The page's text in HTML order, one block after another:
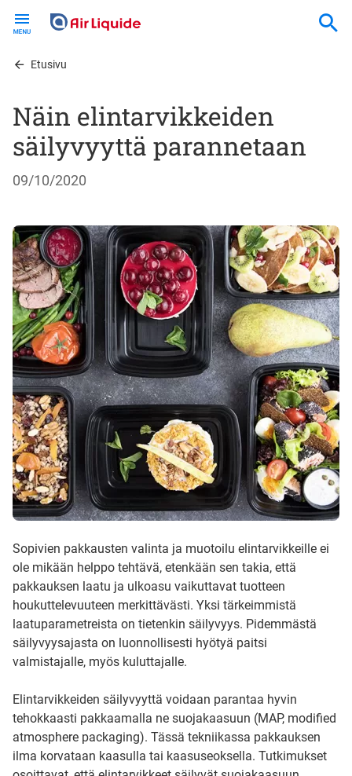
contentEtusivu
Näin elintarvikkeiden
säilyvyyttä parannetaan
09/10/2020
Sopivien pakkausten valinta ja muotoilu elintarvikkeille ei
ole mikään helppo tehtävä, etenkään sen takia, että
pakkauksen laatu ja ulkoasu vaikuttavat tuotteen
houkuttelevuuteen merkittävästi. Yksi tärkeimmistä
laatuparametreista on tietenkin säilyvyys. Pidemmästä
säilyvyysajasta on luonnollisesti hyötyä paitsi
valmistajalle, myös kuluttajalle.
Elintarvikkeiden säilyvyyttä voidaan parantaa hyvin
tehokkaasti pakkaamalla ne suojakaasuun (MAP, modified
atmosphere packaging). Tässä tekniikassa pakkauksen
ilma korvataan kaasulla tai kaasuseoksella. Tutkimukset